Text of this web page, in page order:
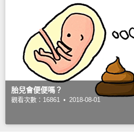
胎兒會便便嗎？
觀看次數：16861 • 2018-08-01